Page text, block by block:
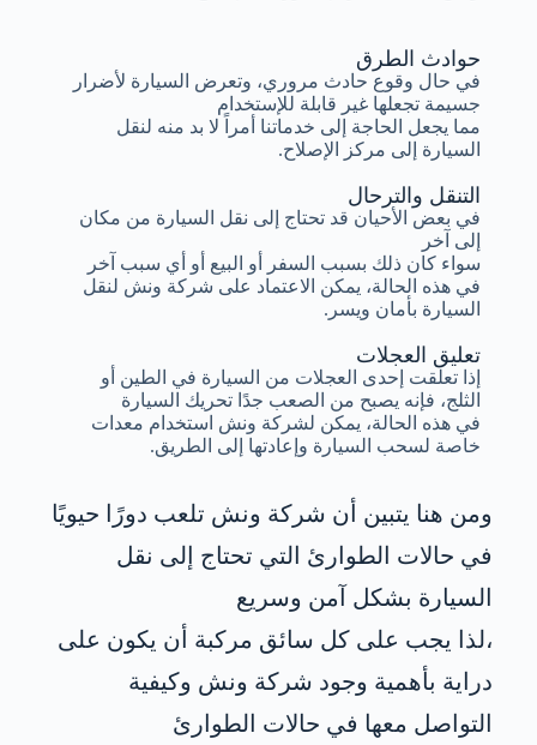
تعليق العجلات
إذا تعلقت إحدى العجلات من السيارة في الطين أو
الثلج، فإنه يصبح من الصعب جدًا تحريك السيارة
في هذه الحالة، يمكن لشركة ونش استخدام معدات
خاصة لسحب السيارة وإعادتها إلى الطريق.
التنقل والترحال
في بعض الأحيان قد تحتاج إلى نقل السيارة من مكان
إلى آخر
سواء كان ذلك بسبب السفر أو البيع أو أي سبب آخر
في هذه الحالة، يمكن الاعتماد على شركة ونش لنقل
السيارة بأمان ويسر.
حوادث الطرق
في حال وقوع حادث مروري، وتعرض السيارة لأضرار
جسيمة تجعلها غير قابلة للإستخدام
مما يجعل الحاجة إلى خدماتنا أمراً لا بد منه لنقل
السيارة إلى مركز الإصلاح.
ومن هنا يتبين أن شركة ونش تلعب دورًا حيويًا
في حالات الطوارئ التي تحتاج إلى نقل
السيارة بشكل آمن وسريع
،لذا يجب على كل سائق مركبة أن يكون على
دراية بأهمية وجود شركة ونش وكيفية
التواصل معها في حالات الطوارئ